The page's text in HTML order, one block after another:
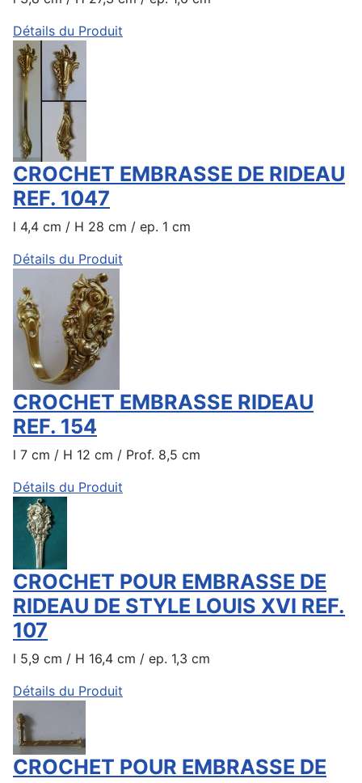
Détails du Produit
CROCHET EMBRASSE DE RIDEAU
REF. 1047
l 4,4 cm / H 28 cm / ep. 1 cm
Détails du Produit
CROCHET EMBRASSE RIDEAU
REF. 154
l 7 cm / H 12 cm / Prof. 8,5 cm
Détails du Produit
CROCHET POUR EMBRASSE DE
RIDEAU DE STYLE LOUIS XVI REF.
107
l 5,9 cm / H 16,4 cm / ep. 1,3 cm
Détails du Produit
CROCHET POUR EMBRASSE DE